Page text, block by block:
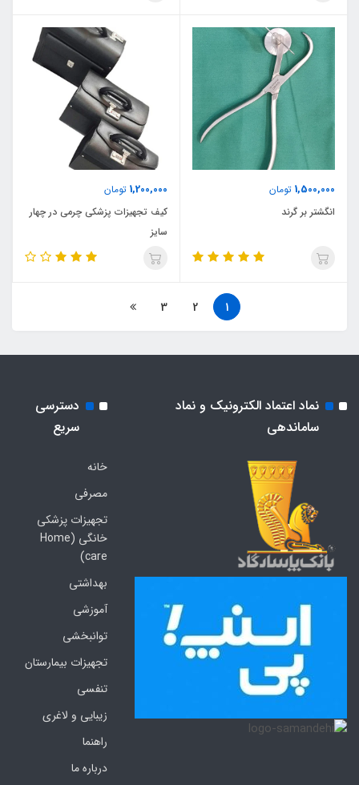
1,500,000 تومان
انگشتر بر گرند
1,200,000 تومان
کیف تجهیزات پزشکی چرمی در چهار
سایز
1
2
3
نماد اعتماد الکترونیک و نماد
ساماندهی
دسترسی
سریع
خانه
مصرفی
تجهیزات پزشکی
خانگی (Home
care)
بهداشتی
آموزشی
توانبخشی
تجهیزات بیمارستان
تنفسی
زیبایی و لاغری
راهنما
درباره ما